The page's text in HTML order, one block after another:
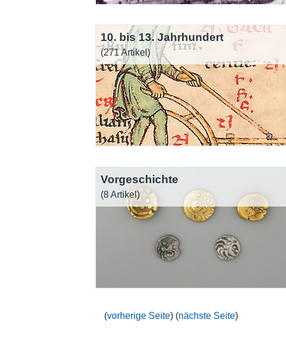
10. bis 13. Jahrhundert
(271 Artikel)
Vorgeschichte
(8 Artikel)
(vorherige Seite) (nächste Seite)